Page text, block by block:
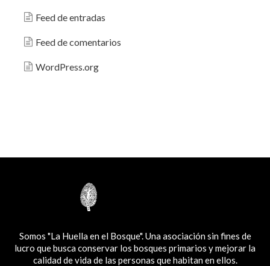
Feed de entradas
Feed de comentarios
WordPress.org
Somos "La Huella en el Bosque". Una asociación sin fines de
lucro que busca conservar los bosques primarios y mejorar la
calidad de vida de las personas que habitan en ellos.